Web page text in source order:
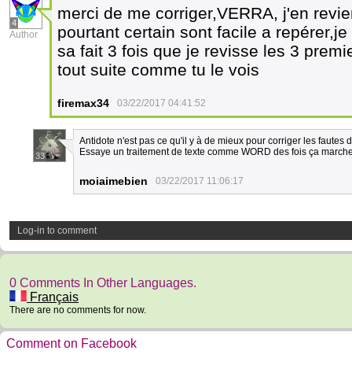
4
Author
merci de me corriger,VERRA, j'en
pourtant certain sont facile a
sa fait 3 fois que je revisse les 3
tout suite comme tu le vois
firemax34 03/22/2017 04:41:52
33
Antidote n'est pas ce qu'il y à de mieux pour corriger les fautes
Essaye un traitement de texte comme WORD des fois ça
moiaimebien 03/22/2017 11:06:17
Log-in to comment
0 Comments In Other Languages.
Français
There are no comments for now.
Comment on Facebook